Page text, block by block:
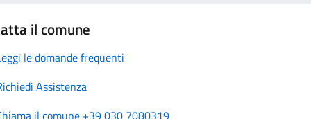
il comune
le domande frequenti
Assistenza
il comune +39 030 7080319